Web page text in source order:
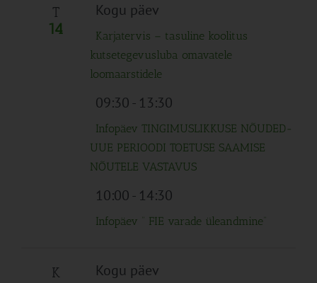
T
14
Kogu päev
Karjatervis – tasuline koolitus
kutsetegevusluba omavatele
loomaarstidele
09:30- 13:30
Infopäev TINGIMUSLIKKUSE NÕUDED-
UUE PERIOODI TOETUSE SAAMISE
NÕUTELE VASTAVUS
10:00- 14:30
Infopäev ” FIE varade üleandmine”
K Kogu päev